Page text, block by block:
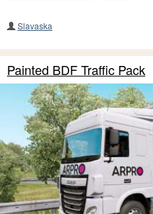
Slavaska
Painted BDF Traffic Pack